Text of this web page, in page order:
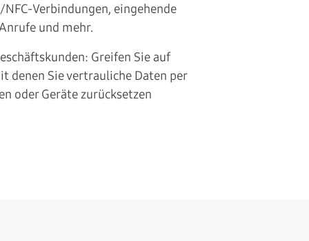
Verbindungen, eingehende
und mehr.
Greifen Sie auf
denen Sie vertrauliche Daten per
oder Geräte zurücksetzen